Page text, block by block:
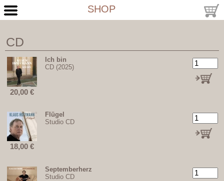
CD
20,00 €
Ich bin
CD (2025)
18,00 €
Flügel
Studio CD
Septemberherz
Studio CD
SHOP